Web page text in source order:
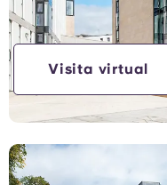
Selecione um país
Selecione uma
Selecione uma
Visita virtual